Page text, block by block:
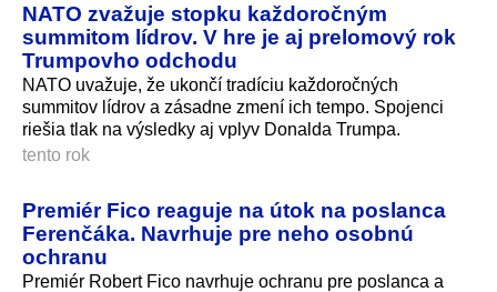
NATO zvažuje stopku každoročným
summitom lídrov. V hre je aj prelomový rok
Trumpovho odchodu
NATO uvažuje, že ukončí tradíciu každoročných
summitov lídrov a zásadne zmení ich tempo. Spojenci
riešia tlak na výsledky aj vplyv Donalda Trumpa.
tento rok
Premiér Fico reaguje na útok na poslanca
Ferenčáka. Navrhuje pre neho osobnú
ochranu
Premiér Robert Fico navrhuje ochranu pre poslanca a